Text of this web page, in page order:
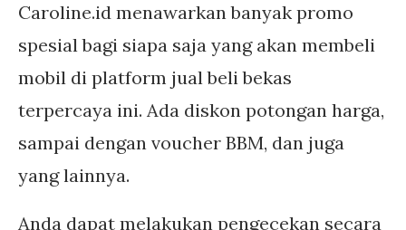
Caroline.id menawarkan banyak promo
spesial bagi siapa saja yang akan membeli
mobil di platform jual beli bekas
terpercaya ini. Ada diskon potongan harga,
sampai dengan voucher BBM, dan juga
yang lainnya.
Anda dapat melakukan pengecekan secara